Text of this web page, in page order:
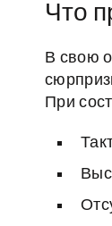
Что
В свою
При